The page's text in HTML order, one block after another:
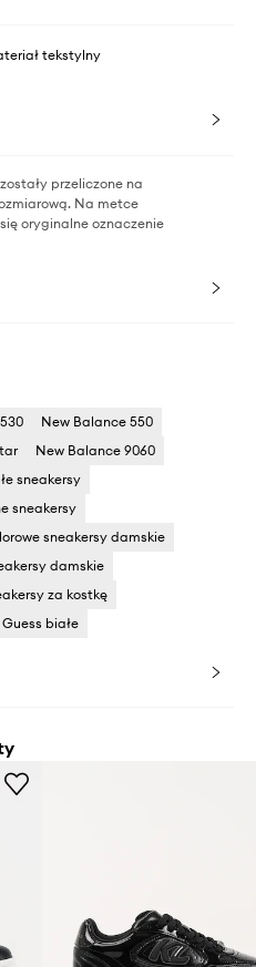
tekstylny
przeliczone na
Na metce
oryginalne oznaczenie
New Balance 550
New Balance 9060
sneakersy
sneakersy
sneakersy damskie
damskie
za kostkę
białe